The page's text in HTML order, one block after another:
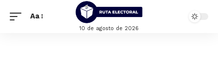
Aa
10 de agosto de 2026